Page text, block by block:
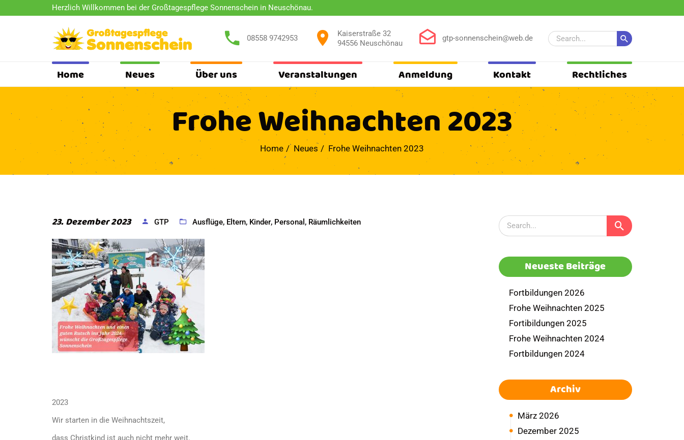
Herzlich Willkommen bei der Großtagespflege Sonnenschein in Neuschönau.
08558 9742953
Kaiserstraße 32
94556 Neuschönau
gtp-sonnenschein@web.de
Home Neues Über uns Veranstaltungen Anmeldung Kontakt Rechtliches
Frohe Weihnachten 2023
Home Neues Frohe Weihnachten 2023
23. Dezember 2023 GTP Ausflüge, Eltern, Kinder, Personal , Räumlichkeiten
2023
Wir starten in die Weihnachtszeit,
dass Christkind ist auch nicht mehr weit.
Neueste Beiträge
Fortbildungen 2026
Frohe Weihnachten 2025
Fortibildungen 2025
Frohe Weihnachten 2024
Fortbildungen 2024
Archiv
März 2026
Dezember 2025